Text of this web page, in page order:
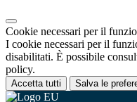
Cookie necessari per il
I cookie necessari per il
disabilitati. È possibile
policy.
Accetta tutti Salva le